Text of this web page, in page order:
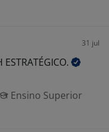
31 jul
ESTRATÉGICO.
Ensino Superior